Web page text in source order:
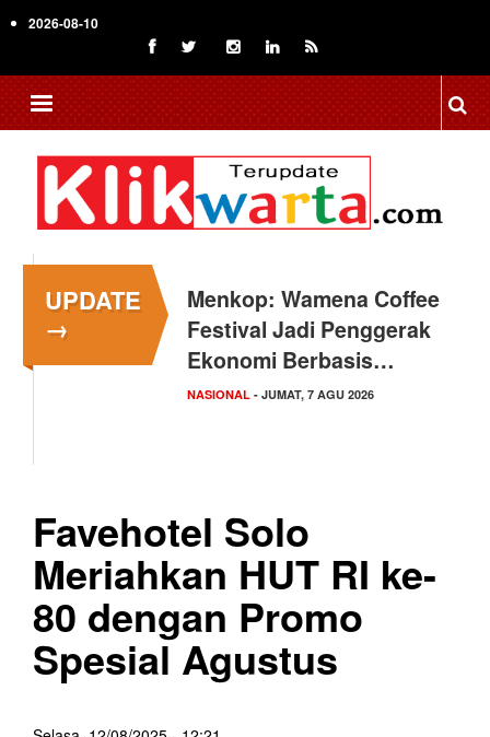
to
content
2026-08-10
UPDATE
→
Menkop: Wamena Coffee
Festival Jadi Penggerak
Ekonomi Berbasis…
NASIONAL - JUMAT, 7 AGU 2026
Favehotel Solo
Meriahkan HUT RI ke-
80 dengan Promo
Spesial Agustus